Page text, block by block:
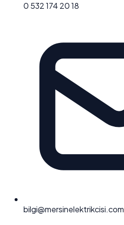
0 532 174 20 18
bilgi@mersinelektrikcisi.com